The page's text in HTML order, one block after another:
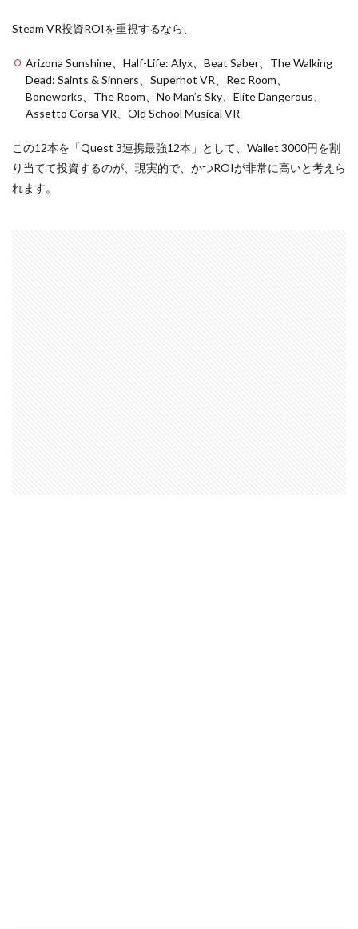
Steam VR投資ROIを重視するなら、
Arizona Sunshine、Half-Life: Alyx、Beat Saber、The Walking
Dead: Saints & Sinners、Superhot VR、Rec Room、
Boneworks、The Room、No Man’s Sky、Elite Dangerous、
Assetto Corsa VR、Old School Musical VR
この12本を「Quest 3連携最強12本」として、Wallet 3000円を割
り当てて投資するのが、現実的で、かつROIが非常に高いと考えら
れます。